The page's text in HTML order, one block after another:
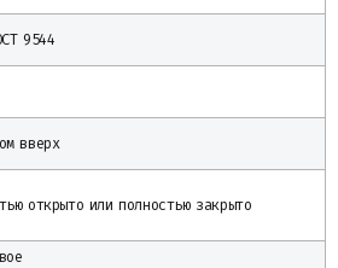
9544
вверх
открыто или полностью закрыто